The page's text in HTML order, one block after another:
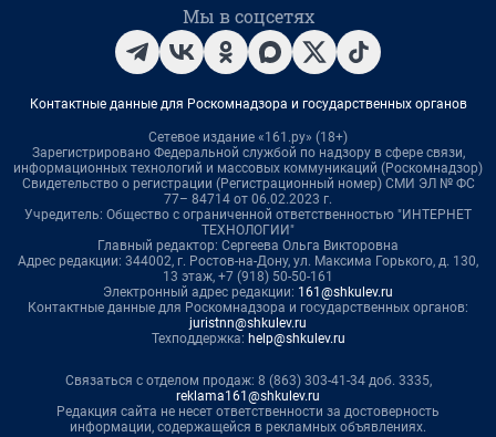
Мы в соцсетях
Контактные данные для Роскомнадзора и государственных органов
Сетевое издание «161.ру» (18+)
Зарегистрировано Федеральной службой по надзору в сфере связи,
информационных технологий и массовых коммуникаций (Роскомнадзор)
Свидетельство о регистрации (Регистрационный номер) СМИ ЭЛ № ФС
77– 84714 от 06.02.2023 г.
Учредитель: Общество с ограниченной ответственностью "ИНТЕРНЕТ
ТЕХНОЛОГИИ"
Главный редактор: Сергеева Ольга Викторовна
Адрес редакции: 344002, г. Ростов-на-Дону, ул. Максима Горького, д. 130,
13 этаж, +7 (918) 50-50-161
Электронный адрес редакции: 161@shkulev.ru
Контактные данные для Роскомнадзора и государственных органов:
juristnn@shkulev.ru
Техподдержка: help@shkulev.ru
Связаться с отделом продаж: 8 (863) 303-41-34 доб. 3335,
reklama161@shkulev.ru
Редакция сайта не несет ответственности за достоверность
информации, содержащейся в рекламных объявлениях.